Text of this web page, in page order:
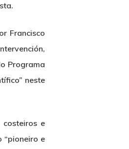
Francisco
Programa
neste
costeiros e
“pioneiro e